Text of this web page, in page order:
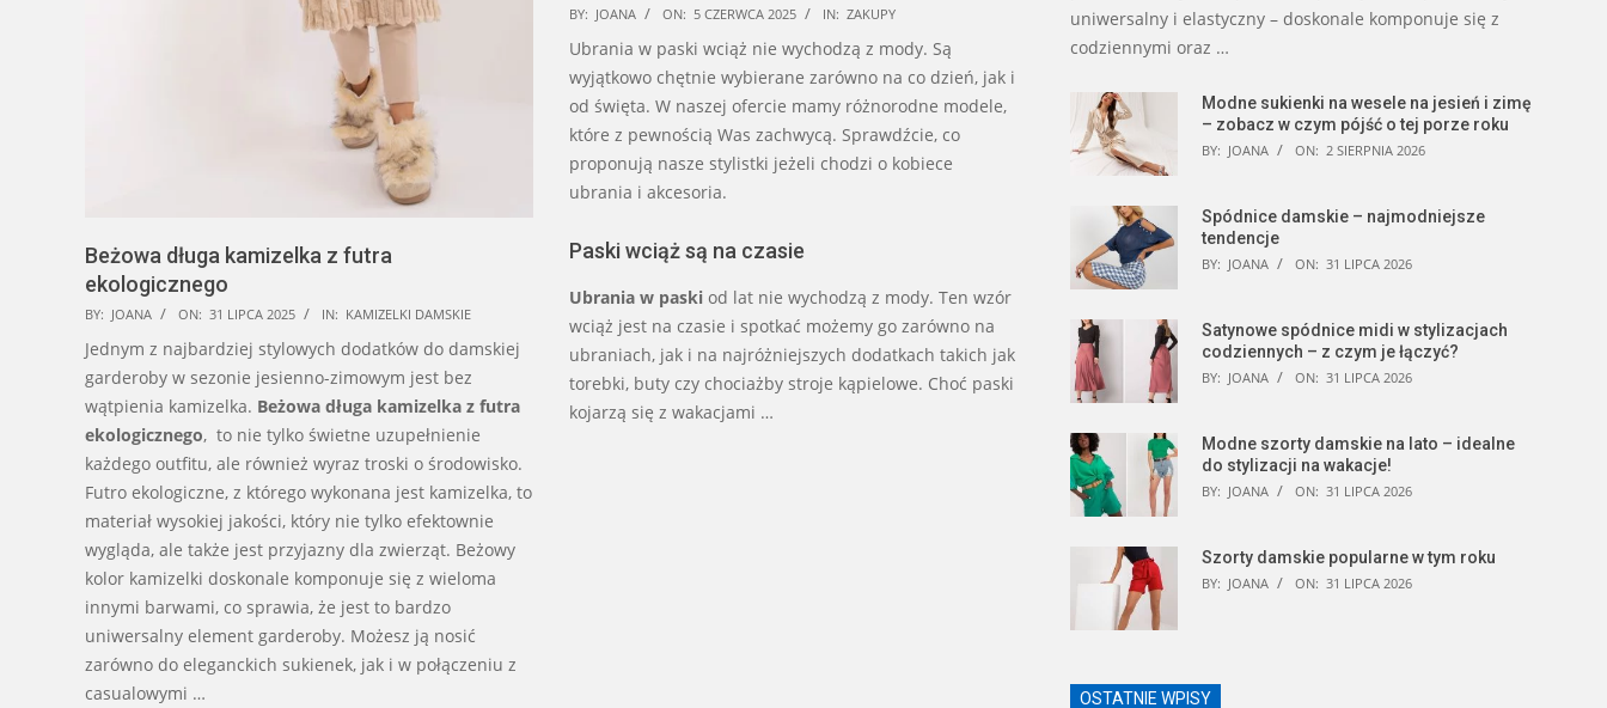
Beżowa długa kamizelka z futra
ekologicznego
2025-
07-
31
BY: JOANA ON: 31 LIPCA 2025 IN: KAMIZELKI DAMSKIE
Jednym z najbardziej stylowych dodatków do damskiej
garderoby w sezonie jesienno-zimowym jest bez
wątpienia kamizelka. Beżowa długa kamizelka z futra
ekologicznego, to nie tylko świetne uzupełnienie
każdego outfitu, ale również wyraz troski o środowisko.
Futro ekologiczne, z którego wykonana jest kamizelka, to
materiał wysokiej jakości, który nie tylko efektownie
wygląda, ale także jest przyjazny dla zwierząt. Beżowy
kolor kamizelki doskonale komponuje się z wieloma
innymi barwami, co sprawia, że jest to bardzo
uniwersalny element garderoby. Możesz ją nosić
zarówno do eleganckich sukienek, jak i w połączeniu z
casualowymi …
2025-
06-
BY: JOANA ON: 5 CZERWCA 2025 IN: ZAKUPY
Ubrania w paski wciąż nie wychodzą z mody. Są
wyjątkowo chętnie wybierane zarówno na co dzień, jak i
od święta. W naszej ofercie mamy różnorodne modele,
które z pewnością Was zachwycą. Sprawdźcie, co
proponują nasze stylistki jeżeli chodzi o kobiece
ubrania i akcesoria.
Paski wciąż są na czasie
Ubrania w paski od lat nie wychodzą z mody. Ten wzór
wciąż jest na czasie i spotkać możemy go zarówno na
ubraniach, jak i na najróżniejszych dodatkach takich jak
torebki, buty czy chociażby stroje kąpielowe. Choć paski
kojarzą się z wakacjami …
uniwersalny i elastyczny – doskonale komponuje się z
codziennymi oraz …
Modne sukienki na wesele na jesień i zimę
– zobacz w czym pójść o tej porze roku
BY: JOANA ON: 2 SIERPNIA 2026
Spódnice damskie – najmodniejsze
tendencje
BY: JOANA ON: 31 LIPCA 2026
Satynowe spódnice midi w stylizacjach
codziennych – z czym je łączyć?
BY: JOANA ON: 31 LIPCA 2026
Modne szorty damskie na lato – idealne
do stylizacji na wakacje!
BY: JOANA ON: 31 LIPCA 2026
Szorty damskie popularne w tym roku
BY: JOANA ON: 31 LIPCA 2026
OSTATNIE WPISY